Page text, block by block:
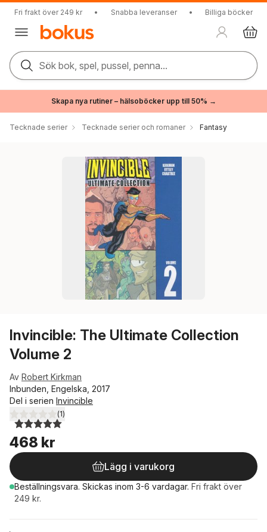
Fri frakt över 249 kr • Snabba leveranser • Billiga böcker
Sök bok, spel, pussel, penna...
Skapa nya rutiner – hälsoböcker upp till 50% →
Tecknade serier Tecknade serier och romaner Fantasy
Invincible: The Ultimate Collection
Volume 2
Av Robert Kirkman
Inbunden, Engelska, 2017
Del i serien Invincible
5,0utav 5 stjärnor. Totalt antal röster:
(1)
468 kr
Lägg i varukorg
Beställningsvara. Skickas inom 3-6 vardagar. Fri frakt över
249 kr.